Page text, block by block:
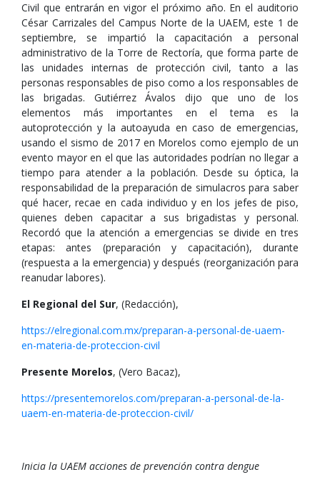
Civil que entrarán en vigor el próximo año. En el auditorio
César Carrizales del Campus Norte de la UAEM, este 1 de
septiembre, se impartió la capacitación a personal
administrativo de la Torre de Rectoría, que forma parte de
las unidades internas de protección civil, tanto a las
personas responsables de piso como a los responsables de
las brigadas. Gutiérrez Ávalos dijo que uno de los
elementos más importantes en el tema es la
autoprotección y la autoayuda en caso de emergencias,
usando el sismo de 2017 en Morelos como ejemplo de un
evento mayor en el que las autoridades podrían no llegar a
tiempo para atender a la población. Desde su óptica, la
responsabilidad de la preparación de simulacros para saber
qué hacer, recae en cada individuo y en los jefes de piso,
quienes deben capacitar a sus brigadistas y personal.
Recordó que la atención a emergencias se divide en tres
etapas: antes (preparación y capacitación), durante
(respuesta a la emergencia) y después (reorganización para
reanudar labores).
El Regional del Sur, (Redacción),
https://elregional.com.mx/preparan-a-personal-de-uaem-
en-materia-de-proteccion-civil
Presente Morelos, (Vero Bacaz),
https://presentemorelos.com/preparan-a-personal-de-la-
uaem-en-materia-de-proteccion-civil/
Inicia la UAEM acciones de prevención contra dengue